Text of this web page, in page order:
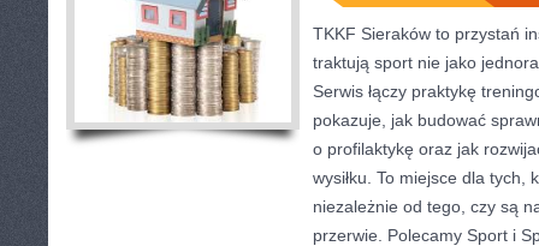
TKKF Sieraków to przystań
traktują sport nie jako
Serwis łączy praktykę
pokazuje, jak budować
o profilaktykę oraz jak
wysiłku. To miejsce dla tych,
niezależnie od tego, czy są
przerwie. Polecamy Sport i